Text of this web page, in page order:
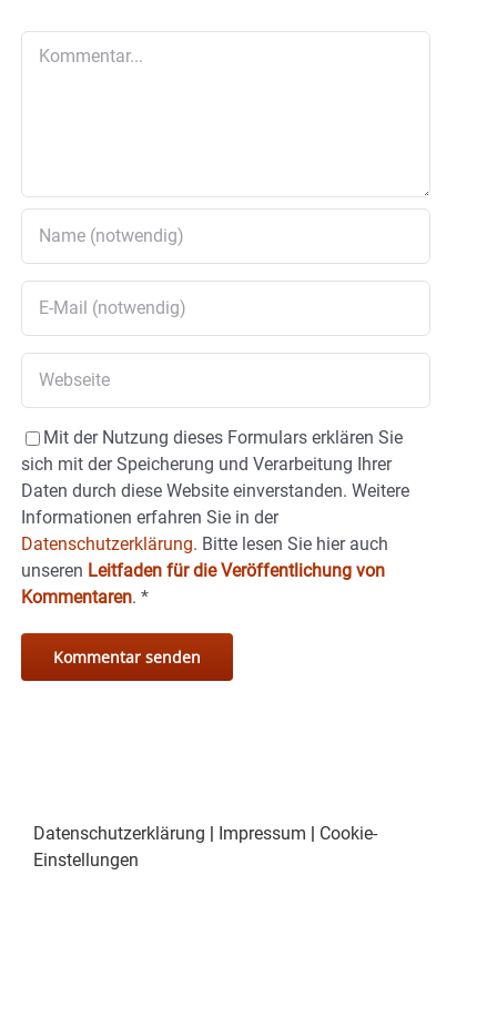
Mit der Nutzung dieses Formulars erklären Sie
sich mit der Speicherung und Verarbeitung Ihrer
Daten durch diese Website einverstanden. Weitere
Informationen erfahren Sie in der
Datenschutzerklärung. Bitte lesen Sie hier auch
unseren Leitfaden für die Veröffentlichung von
Kommentaren. *
Datenschutzerklärung | Impressum | Cookie-
Einstellungen